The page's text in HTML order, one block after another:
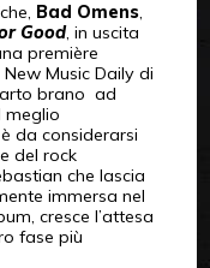
Bad Omens,
Good, in uscita
première
Music Daily di
brano ad
meglio
da considerarsi
del rock
che lascia
immersa nel
cresce l’attesa
fase più